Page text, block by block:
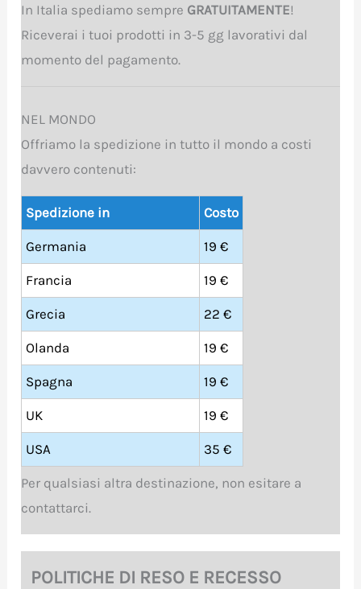
In Italia spediamo sempre GRATUITAMENTE!
Riceverai i tuoi prodotti in 3-5 gg lavorativi dal
momento del pagamento.
NEL MONDO
Offriamo la spedizione in tutto il mondo a costi
davvero contenuti:
Spedizione in Costo
Germania 19 €
Francia 19 €
Grecia 22 €
Olanda 19 €
Spagna 19 €
UK 19 €
USA 35 €
Per qualsiasi altra destinazione, non esitare a
contattarci.
POLITICHE DI RESO E RECESSO